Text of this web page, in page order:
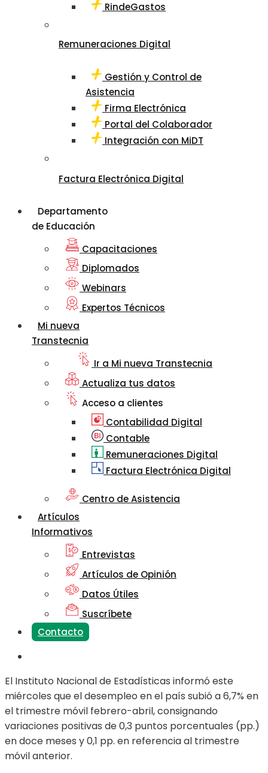
RindeGastos
Remuneraciones Digital
Gestión y Control de
Asistencia
Firma Electrónica
Portal del Colaborador
Integración con MiDT
Factura Electrónica Digital
Departamento
de Educación
Capacitaciones
Diplomados
Webinars
Expertos Técnicos
Mi nueva
Transtecnia
Ir a Mi nueva Transtecnia
Actualiza tus datos
Acceso a clientes
Contabilidad Digital
Contable
Remuneraciones Digital
Factura Electrónica Digital
Centro de Asistencia
Artículos
Informativos
Entrevistas
Artículos de Opinión
Datos Útiles
Suscríbete
Contacto
El Instituto Nacional de Estadísticas informó este
miércoles que el desempleo en el país subió a 6,7% en
el trimestre móvil febrero-abril, consignando
variaciones positivas de 0,3 puntos porcentuales (pp.)
en doce meses y 0,1 pp. en referencia al trimestre
móvil anterior.